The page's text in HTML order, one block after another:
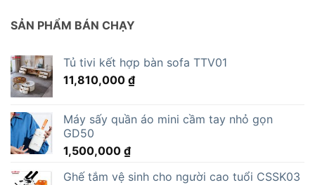
SẢN PHẨM BÁN CHẠY
Tủ tivi kết hợp bàn sofa TTV01
11,810,000 ₫
Máy sấy quần áo mini cầm tay nhỏ gọn
GD50
1,500,000 ₫
Ghế tắm vệ sinh cho người cao tuổi CSSK03